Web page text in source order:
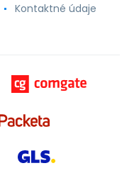
Kontaktné údaje